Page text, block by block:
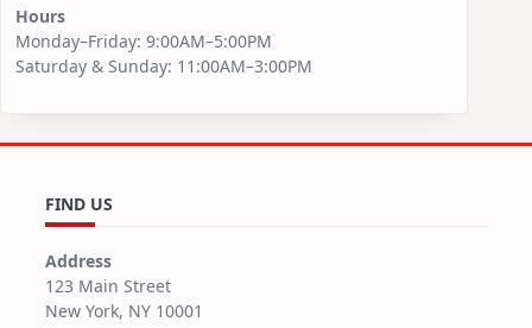
Hours
Monday–Friday: 9:00AM–5:00PM
Saturday & Sunday: 11:00AM–3:00PM
FIND US
Address
123 Main Street
New York, NY 10001